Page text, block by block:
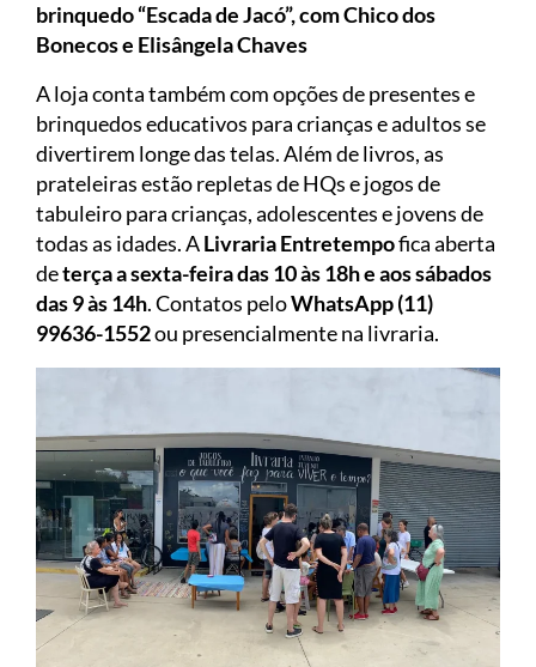
brinquedo “Escada de Jacó”, com Chico dos
Bonecos e Elisângela Chaves
A loja conta também com opções de presentes e
brinquedos educativos para crianças e adultos se
divertirem longe das telas. Além de livros, as
prateleiras estão repletas de HQs e jogos de
tabuleiro para crianças, adolescentes e jovens de
todas as idades. ALivraria Entretempofica aberta
deterça a sexta-feira das 10 às 18h e aos sábados
das 9 às 14h. Contatos peloWhatsApp (11)
99636-1552ou presencialmente na livraria.